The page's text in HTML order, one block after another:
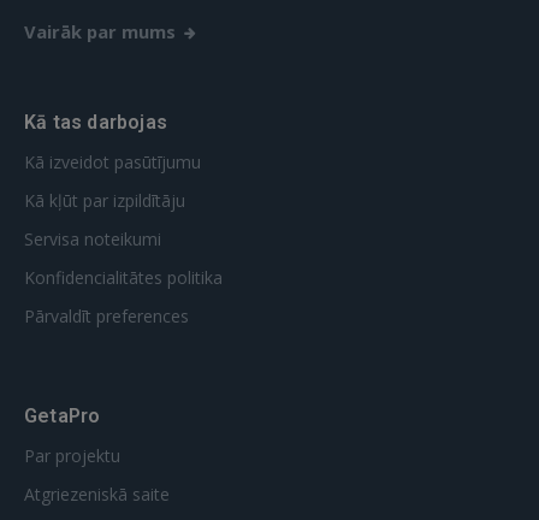
Vairāk par mums
Kā tas darbojas
Kā izveidot pasūtījumu
Kā kļūt par izpildītāju
Servisa noteikumi
Konfidencialitātes politika
Pārvaldīt preferences
GetaPro
Par projektu
Atgriezeniskā saite